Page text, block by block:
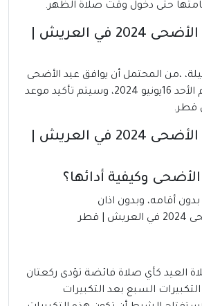
حتى دخول وقت صلاة الظهر.
موعد صلاة عيد الأضحى 2024 في العريش |
،من المحتمل أن يوافق عيد الأضحى
2024 فى العريش يوم الأحد 16يونيو 2024، وسيتم تأكيد موعد
موعد صلاة عيد الأضحى 2024 في العريش |
وكيفية أدائها؟
أقامه، وبدون اذان
قطر
العيد كأي صلاة فائضة تؤدى ركعتان
السبع بعد التكبيرات